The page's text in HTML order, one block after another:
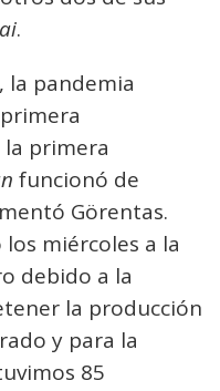
.
, la pandemia
primera
funcionó de
Görentas.
miércoles a la
debido a la
la producción
y para la
85